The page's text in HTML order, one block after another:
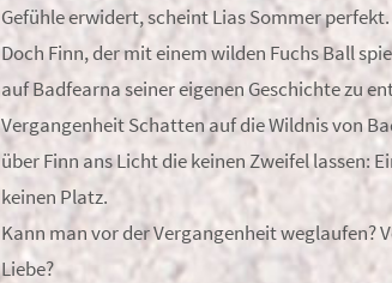
Gefühle erwidert, scheint Lias Sommer perfekt.
Doch Finn, der mit einem wilden Fuchs Ball
auf Badfearna seiner eigenen Geschichte zu
Vergangenheit Schatten auf die Wildnis von
über Finn ans Licht die keinen Zweifel lassen:
keinen Platz.
Kann man vor der Vergangenheit weglaufen?
Liebe?